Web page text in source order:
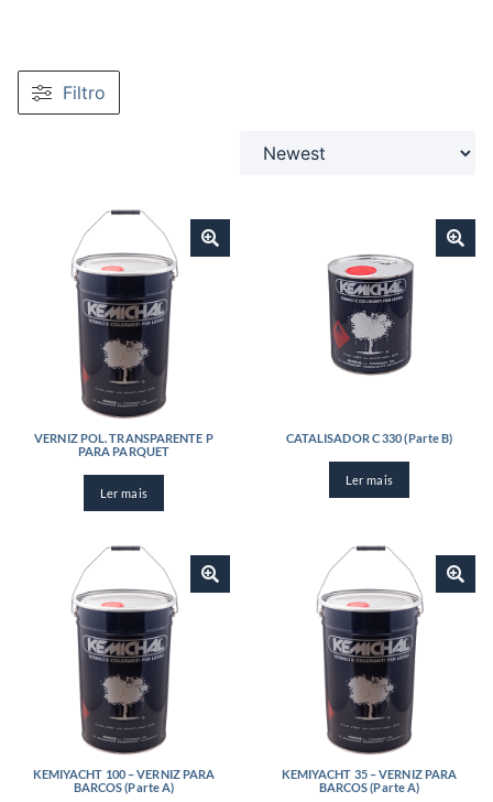
Filtro
VERNIZ POL. TRANSPARENTE P
PARA PARQUET
Ler mais
CATALISADOR C 330 (Parte B)
Ler mais
KEMIYACHT 100 – VERNIZ PARA
BARCOS (Parte A)
KEMIYACHT 35 – VERNIZ PARA
BARCOS (Parte A)